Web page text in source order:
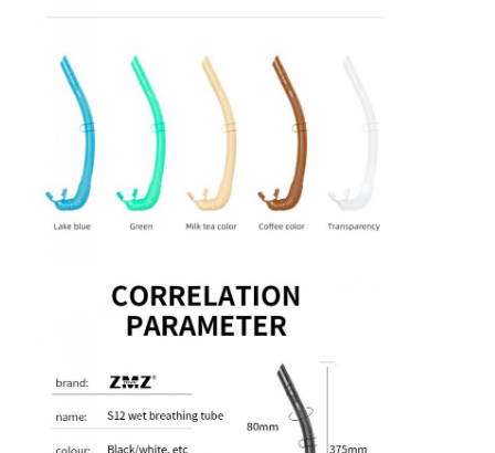
Los vídeos
Sobre nosotros
Recorrido por la fábrica
Control de calidad
Noticias
Máscara de buceo para adultos